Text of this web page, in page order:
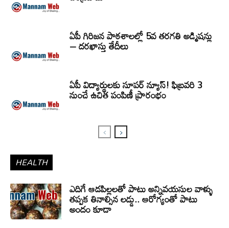
ఏపీ గిరిజన పాఠశాలల్లో 5వ తరగతి అడ్మిషన్లు
– దరఖాస్తు తేదీలు
ఏపీ విద్యార్థులకు సూపర్ న్యూస్! ఫిబ్రవరి 3
నుంచే ఉచిత పంపిణీ ప్రారంభం
HEALTH
ఎదిగే ఆడపిల్లలతో పాటు అన్నివయసుల వాళ్ళు
తప్పక తినాల్సిన లడ్డు.. ఆరోగ్యంతో పాటు
అందం కూడా